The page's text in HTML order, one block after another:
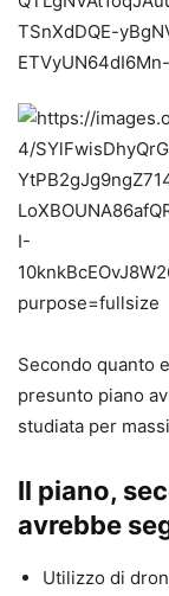
Secondo quanto
presunto piano
studiata per
Il piano,
avrebbe
Utilizzo di